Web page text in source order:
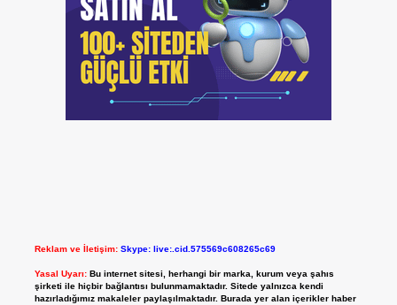
Reklam ve İletişim: Skype: live:.cid.575569c608265c69
Yasal Uyarı: Bu internet sitesi, herhangi bir marka, kurum veya şahıs
şirketi ile hiçbir bağlantısı bulunmamaktadır. Sitede yalnızca kendi
hazırladığımız makaleler paylaşılmaktadır. Burada yer alan içerikler haber